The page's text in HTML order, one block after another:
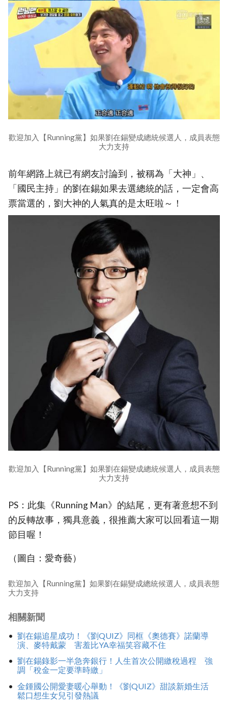
歡迎加入【Running黨】如果劉在錫變成總統候選人，成員表態
大力支持
前年網路上就已有網友討論到，被稱為「大神」、
「國民主持」的劉在錫如果去選總統的話，一定會高
票當選的，劉大神的人氣真的是太旺啦～！
歡迎加入【Running黨】如果劉在錫變成總統候選人，成員表態
大力支持
PS：此集《Running Man》的結尾，更有著意想不到
的反轉故事，獨具意義，很推薦大家可以回看這一期
節目喔！
（圖自：愛奇藝）
歡迎加入【Running黨】如果劉在錫變成總統候選人，成員表態
大力支持
相關新聞
劉在錫追星成功！《劉QUIZ》同框《奧德賽》諾蘭導
演、麥特戴蒙 害羞比YA幸福笑容藏不住
劉在錫錄影一半急奔銀行！人生首次公開繳稅過程 強
調「稅金一定要準時繳」
金鍾國公開愛妻暖心舉動！《劉QUIZ》甜談新婚生活
鬆口想生女兒引發熱議